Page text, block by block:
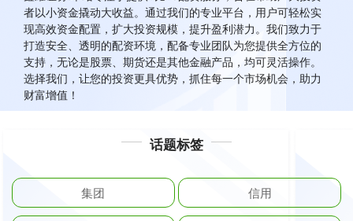
者以小资金撬动大收益。通过我们的专业平台，用户可轻松实
现高效资金配置，扩大投资规模，提升盈利潜力。我们致力于
打造安全、透明的配资环境，配备专业团队为您提供全方位的
支持，无论是股票、期货还是其他金融产品，均可灵活操作。
选择我们，让您的投资更具优势，抓住每一个市场机会，助力
财富增值！
话题标签
集团 信用